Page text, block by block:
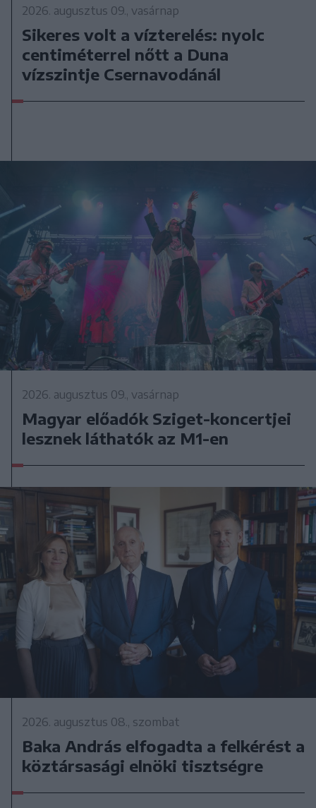
2026. augusztus 09., vasárnap
Sikeres volt a vízterelés: nyolc
centiméterrel nőtt a Duna
vízszintje Csernavodánál
2026. augusztus 09., vasárnap
Magyar előadók Sziget-koncertjei
lesznek láthatók az M1-en
2026. augusztus 08., szombat
Baka András elfogadta a felkérést a
köztársasági elnöki tisztségre